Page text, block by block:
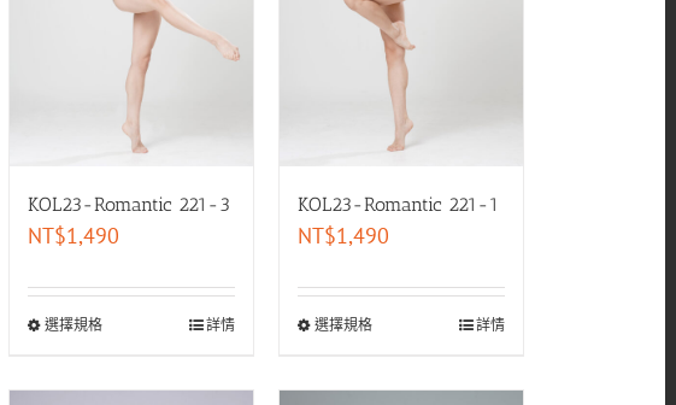
KOL23-Romantic 221-3
NT$1,490
選擇規格 詳情
KOL23-Romantic 221-1
NT$1,490
選擇規格 詳情